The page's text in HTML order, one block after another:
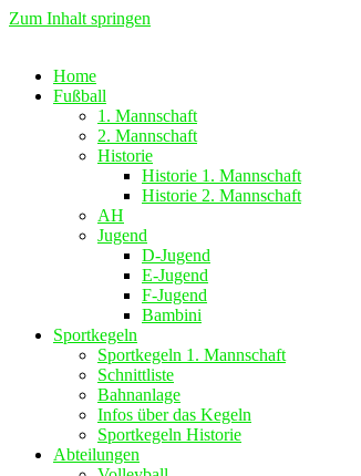
Zum Inhalt springen
Home
Fußball
1. Mannschaft
2. Mannschaft
Historie
Historie 1. Mannschaft
Historie 2. Mannschaft
AH
Jugend
D-Jugend
E-Jugend
F-Jugend
Bambini
Sportkegeln
Sportkegeln 1. Mannschaft
Schnittliste
Bahnanlage
Infos über das Kegeln
Sportkegeln Historie
Abteilungen